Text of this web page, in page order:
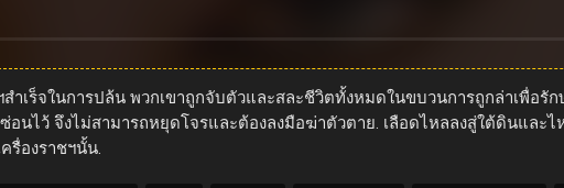
สำเร็จในการปล้น พวกเขาถูกจับตัวและสละชีวิตทั้งหมดในขบวนการถูกล่าเพื่อ
อนไว้ จึงไม่สามารถหยุดโจรและต้องลงมือฆ่าตัวตาย. เลือดไหลลงสู่ใต้ดินแล
รื่องราชฯนั้น.